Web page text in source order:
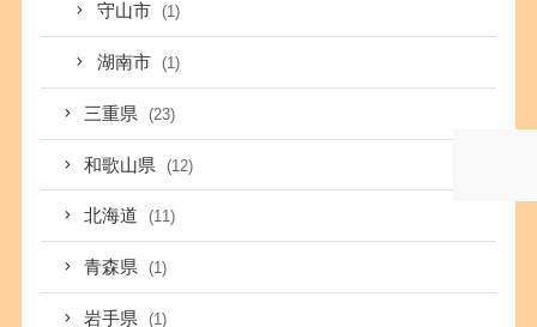
守山市 (1)
湖南市 (1)
三重県 (23)
和歌山県 (12)
北海道 (11)
青森県 (1)
岩手県 (1)